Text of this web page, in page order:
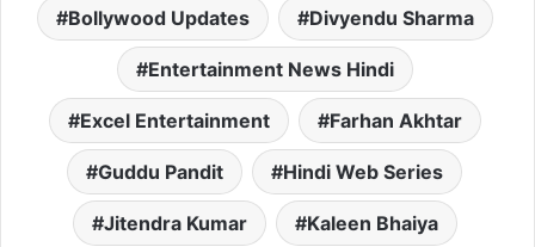
Bollywood Updates Divyendu Sharma
Entertainment News Hindi
Excel Entertainment Farhan Akhtar
Guddu Pandit Hindi Web Series
Jitendra Kumar Kaleen Bhaiya